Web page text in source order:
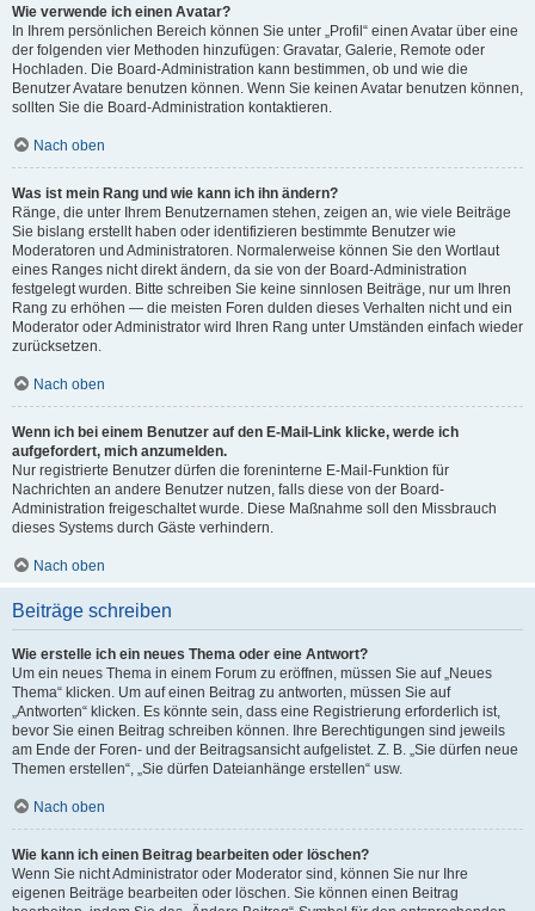
Wie verwende ich einen Avatar?
In Ihrem persönlichen Bereich können Sie unter „Profil“ einen Avatar über eine
der folgenden vier Methoden hinzufügen: Gravatar, Galerie, Remote oder
Hochladen. Die Board-Administration kann bestimmen, ob und wie die
Benutzer Avatare benutzen können. Wenn Sie keinen Avatar benutzen können,
sollten Sie die Board-Administration kontaktieren.
Nach oben
Was ist mein Rang und wie kann ich ihn ändern?
Ränge, die unter Ihrem Benutzernamen stehen, zeigen an, wie viele Beiträge
Sie bislang erstellt haben oder identifizieren bestimmte Benutzer wie
Moderatoren und Administratoren. Normalerweise können Sie den Wortlaut
eines Ranges nicht direkt ändern, da sie von der Board-Administration
festgelegt wurden. Bitte schreiben Sie keine sinnlosen Beiträge, nur um Ihren
Rang zu erhöhen — die meisten Foren dulden dieses Verhalten nicht und ein
Moderator oder Administrator wird Ihren Rang unter Umständen einfach wieder
zurücksetzen.
Nach oben
Wenn ich bei einem Benutzer auf den E-Mail-Link klicke, werde ich
aufgefordert, mich anzumelden.
Nur registrierte Benutzer dürfen die foreninterne E-Mail-Funktion für
Nachrichten an andere Benutzer nutzen, falls diese von der Board-
Administration freigeschaltet wurde. Diese Maßnahme soll den Missbrauch
dieses Systems durch Gäste verhindern.
Nach oben
Beiträge schreiben
Wie erstelle ich ein neues Thema oder eine Antwort?
Um ein neues Thema in einem Forum zu eröffnen, müssen Sie auf „Neues
Thema“ klicken. Um auf einen Beitrag zu antworten, müssen Sie auf
„Antworten“ klicken. Es könnte sein, dass eine Registrierung erforderlich ist,
bevor Sie einen Beitrag schreiben können. Ihre Berechtigungen sind jeweils
am Ende der Foren- und der Beitragsansicht aufgelistet. Z. B. „Sie dürfen neue
Themen erstellen“, „Sie dürfen Dateianhänge erstellen“ usw.
Nach oben
Wie kann ich einen Beitrag bearbeiten oder löschen?
Wenn Sie nicht Administrator oder Moderator sind, können Sie nur Ihre
eigenen Beiträge bearbeiten oder löschen. Sie können einen Beitrag